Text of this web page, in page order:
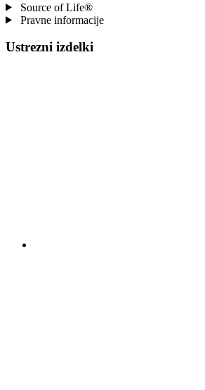
Source of Life®
Pravne informacije
Ustrezni izdelki